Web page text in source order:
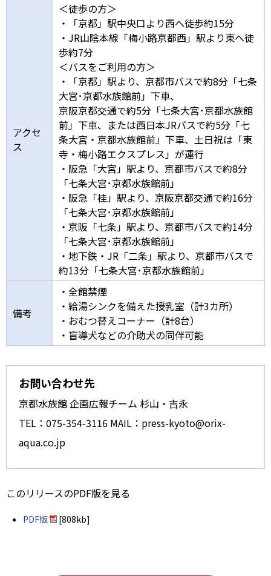
アクセ
ス
＜徒歩の方＞
・「京都」駅中央口より西へ徒歩約15分
・JR山陰本線「梅小路京都西」駅より東へ徒
歩約7分
＜バスをご利用の方＞
・「京都」駅より、京都市バスで約8分「七条
大宮･京都水族館前」下車、
京阪京都交通で約5分「七条大宮･京都水族館
前」下車、または西日本JRバスで約5分「七
条大宮・京都水族館前」下車、土日祝は「東
寺・梅小路エクスプレス」が運行
・阪急「大宮」駅より、京都市バスで約8分
「七条大宮･京都水族館前」
・阪急「桂」駅より、京阪京都交通で約16分
「七条大宮･京都水族館前」
・京阪「七条」駅より、京都市バスで約14分
「七条大宮･京都水族館前」
・地下鉄・JR「二条」駅より、京都市バスで
約13分「七条大宮･京都水族館前」
備考
・全館禁煙
・給湯シンクを備えた授乳室（計3カ所）
・おむつ替えコーナー（計8台）
・盲導犬などの介助犬の同伴可能
お問い合わせ先
京都水族館 企画広報チーム 杉山・吉永
TEL：075-354-3116 MAIL：press-kyoto@orix-
aqua.co.jp
このリリースのPDF版を見る
PDF版 [808kb]